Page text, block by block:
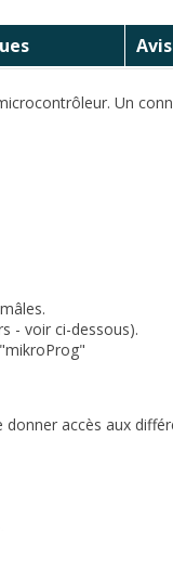
Avis
Un
- voir ci-dessous).
accès aux